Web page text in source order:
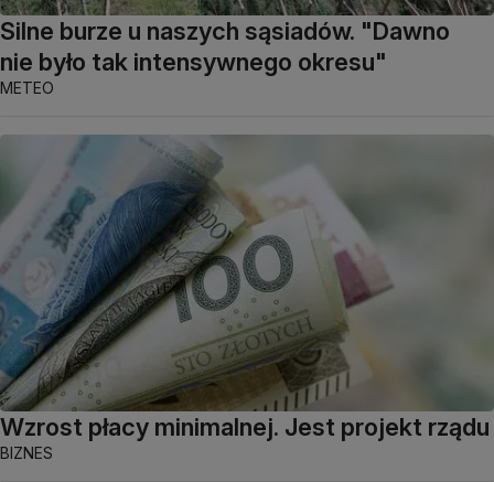
Silne burze u naszych sąsiadów. "Dawno
nie było tak intensywnego okresu"
METEO
Wzrost płacy minimalnej. Jest projekt rządu
BIZNES